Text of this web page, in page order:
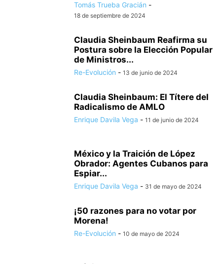
Tomás Trueba Gracián -
18 de septiembre de 2024
Claudia Sheinbaum Reafirma su
Postura sobre la Elección Popular
de Ministros...
Re-Evolución - 13 de junio de 2024
Claudia Sheinbaum: El Títere del
Radicalismo de AMLO
Enrique Davila Vega - 11 de junio de 2024
México y la Traición de López
Obrador: Agentes Cubanos para
Espiar...
Enrique Davila Vega - 31 de mayo de 2024
¡50 razones para no votar por
Morena!
Re-Evolución - 10 de mayo de 2024